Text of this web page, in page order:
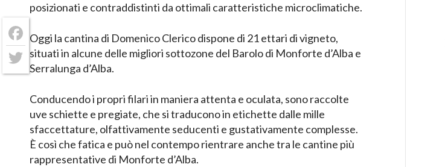
posizionati e contraddistinti da ottimali caratteristiche microclimatiche.
Oggi la cantina di Domenico Clerico dispone di 21 ettari di vigneto,
situati in alcune delle migliori sottozone del Barolo di Monforte d’Alba e
Serralunga d’Alba.
Conducendo i propri filari in maniera attenta e oculata, sono raccolte
uve schiette e pregiate, che si traducono in etichette dalle mille
sfaccettature, olfattivamente seducenti e gustativamente complesse.
È così che fatica e può nel contempo rientrare anche tra le cantine più
rappresentative di Monforte d’Alba.
Facebook
Twitter